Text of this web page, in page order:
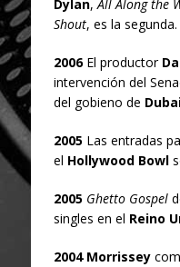
Dylan,All Along the
Shout, es la segunda.
2006El productor
intervención del
del gobieno de
2005Las entradas
el Hollywood Bowl
2005Ghetto Gospel
singles en el Reino
2004 Morrissey